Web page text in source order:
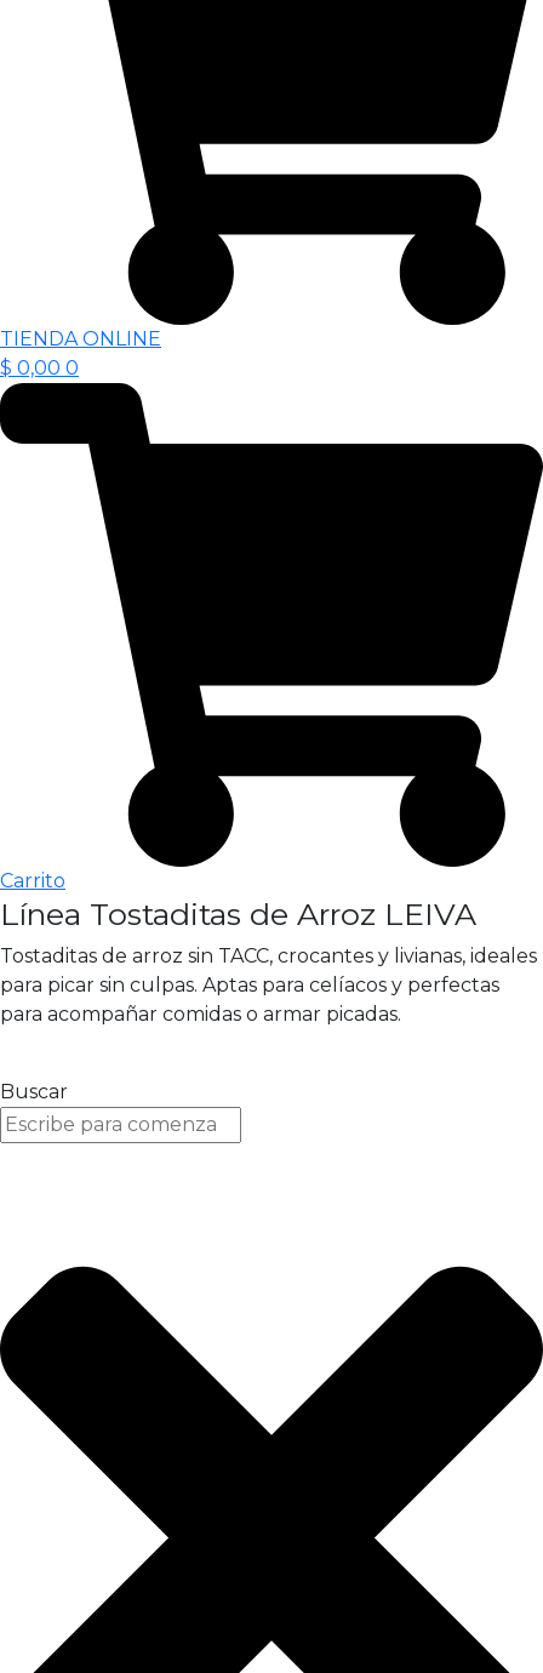
TIENDA ONLINE
$ 0,00 0
Carrito
Línea Tostaditas de Arroz LEIVA
Tostaditas de arroz sin TACC, crocantes y livianas, ideales
para picar sin culpas. Aptas para celíacos y perfectas
para acompañar comidas o armar picadas.
Buscar